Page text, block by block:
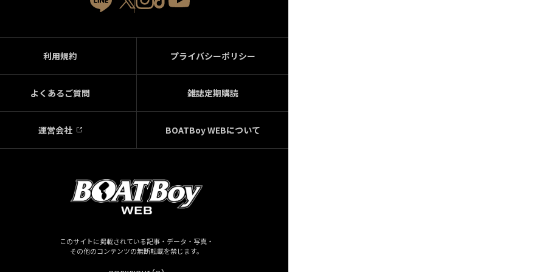
利用規約 プライバシーポリシー
よくあるご質問 雑誌定期購読
運営会社 BOATBoy WEBについて
このサイトに掲載されている記事・データ・写真・
その他のコンテンツの無断転載を禁じます。